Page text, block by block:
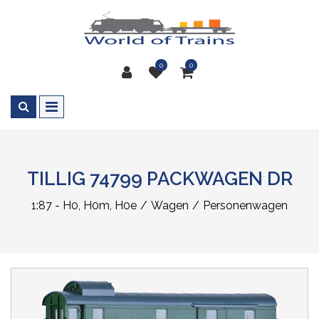
0 0
TILLIG 74799 PACKWAGEN DR
1:87 - H0, H0m, H0e Wagen Personenwagen